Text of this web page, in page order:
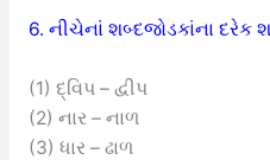
6. નીચેનાં શબ્દજોડકાંના દરેક
(1) દ્વિપ – દ્વીપ
(2) નાર – નાળ
(3) ધાર – ઢાળ